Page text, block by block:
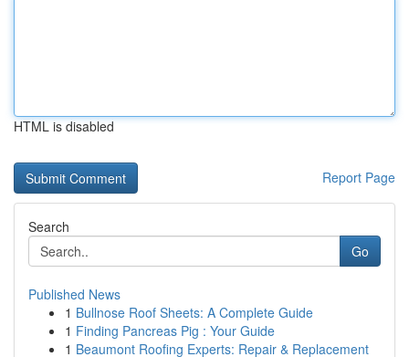
HTML is disabled
Report Page
Search
Go
Published News
1 Bullnose Roof Sheets: A Complete Guide
1 Finding Pancreas Pig : Your Guide
1 Beaumont Roofing Experts: Repair & Replacement